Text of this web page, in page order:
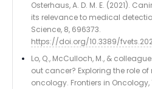
Osterhaus, A. D. M. E. (2021).
its relevance to medical
Science, 8, 696373.
https://doi.org/10.3389/
Lo, Q., McCulloch, M., &
out cancer? Exploring the role
oncology. Frontiers in Oncology,